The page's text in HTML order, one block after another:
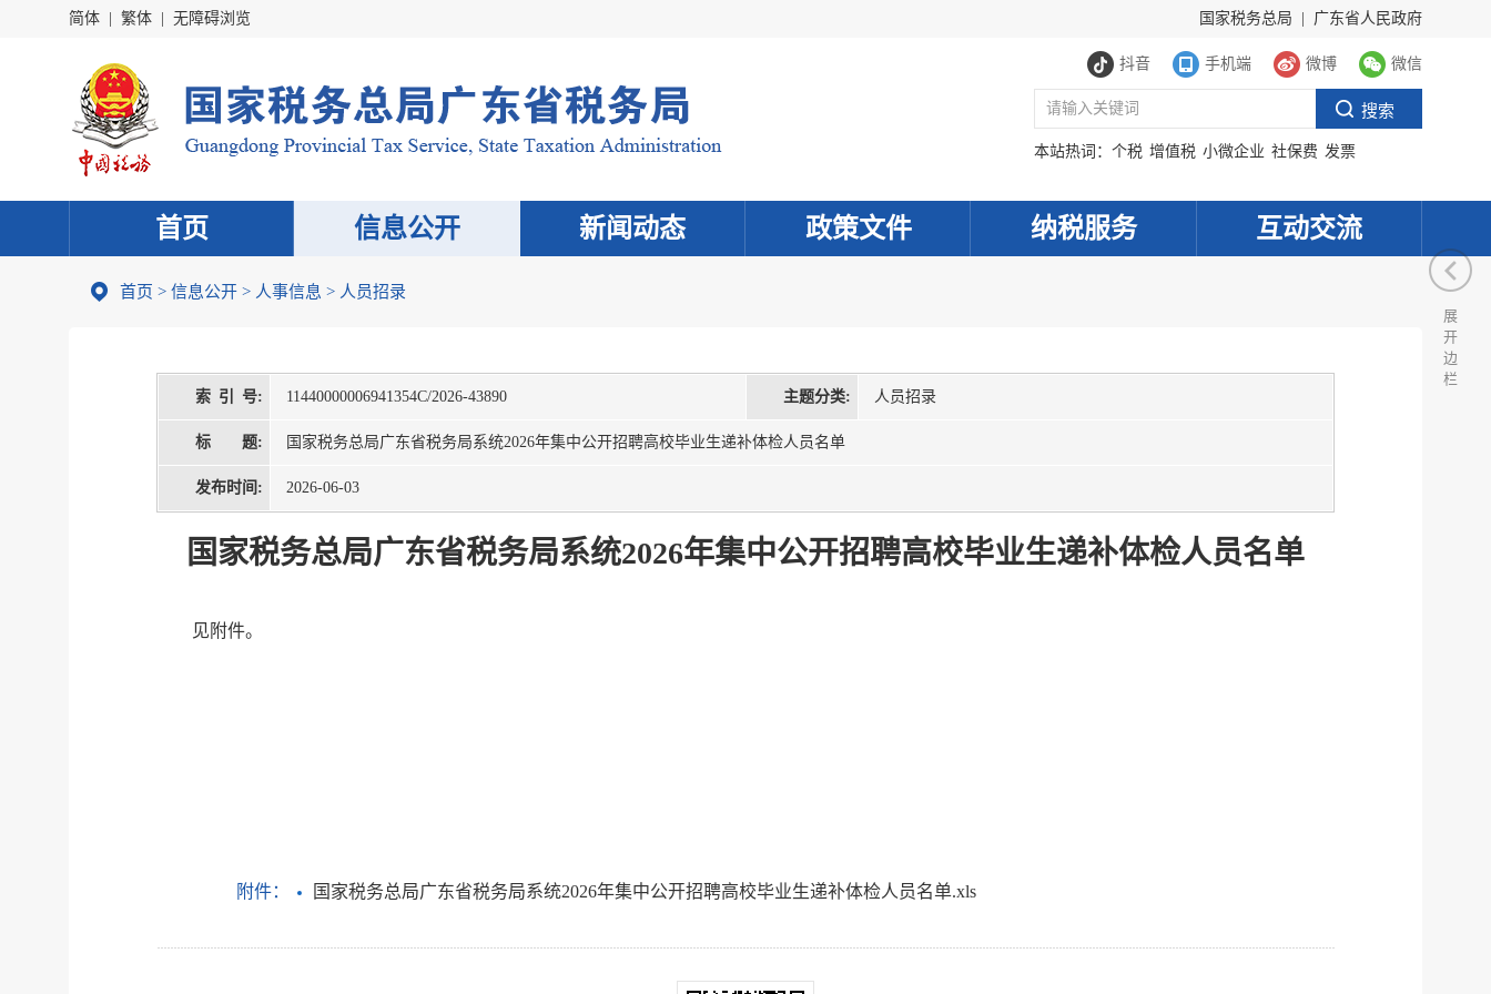
简体 繁体 无障碍浏览 国家税务总局 广东省人民政府
抖音 手机端 微博 微信
本站热词： 个税 增值税 小微企业 社保费 发票
首页 信息公开 新闻动态 政策文件 纳税服务 互动交流
首页 > 信息公开 > 人事信息 > 人员招录
索 引 号: 11440000006941354C/2026-43890 主题分类: 人员招录
标 题: 国家税务总局广东省税务局系统2026年集中公开招聘高校毕业生递补体检人员名单
发布时间: 2026-06-03
国家税务总局广东省税务局系统2026年集中公开招聘高校毕业生递补体检人员名单
见附件。
附件： 国家税务总局广东省税务局系统2026年集中公开招聘高校毕业生递补体检人员名单.xls
展
开
边
栏